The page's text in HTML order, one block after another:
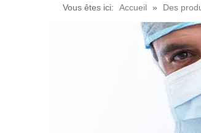
Vous êtes ici: Accueil » Des